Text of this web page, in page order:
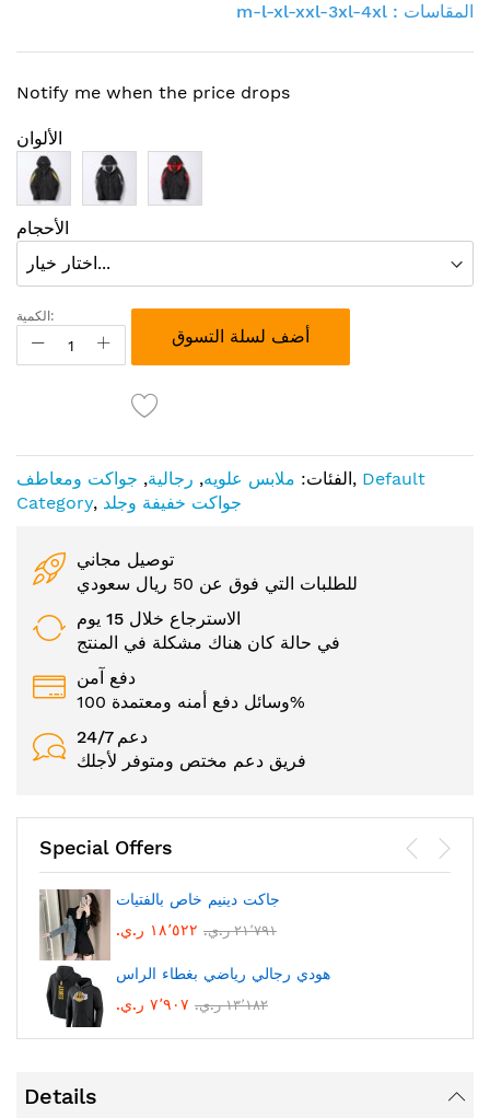
m-l-xl-xxl-3xl-4xl : المقاسات
Notify me when the price drops
الألوان
الأحجام
الكمية:
أضف لسلة التسوق
الفئات: ملابس علويه, رجالية, جواكت ومعاطف , Default
Category, جواكت خفيفة وجلد
توصيل مجاني
للطلبات التي فوق عن 50 ريال سعودي
الاسترجاع خلال 15 يوم
في حالة كان هناك مشكلة في المنتج
دفع آمن
وسائل دفع أمنه ومعتمدة 100%
24/7 دعم
فريق دعم مختص ومتوفر لأجلك
Special Offers
جاكت دينيم خاص بالفتيات
١٨٬٥٢٢ ر.ي.‏
٢١٬٧٩١ ر.ي.‏
هودي رجالي رياضي بغطاء الراس
٧٬٩٠٧ ر.ي.‏
١٣٬١٨٢ ر.ي.‏
Details